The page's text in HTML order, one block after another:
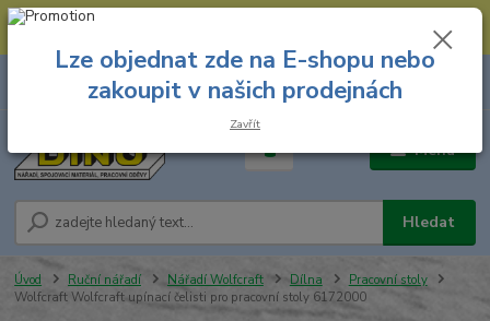
--- Spojovací materiál: 774 431 045 --- Prodejna nářadí: 731 449 423 --
Menu
Hledat
8.00 hod. - 16.00 hod.
za
Úvod Ruční nářadí Nářadí Wolfcraft Dílna
Pracovní stoly
Wolfcraft Wolfcraft upínací čelisti pro pracovní stoly 6172000
Lze objednat zde na E-shopu nebo
zakoupit v našich prodejnách
Zavřít